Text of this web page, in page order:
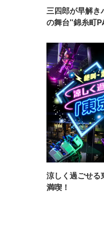
三四郎が早解き
の舞台"錦糸町
涼しく過ごせる
満喫！